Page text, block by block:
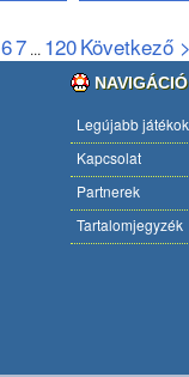
67... 120Következő
Legújabb játékok
Kapcsolat
Partnerek
Tartalomjegyzék